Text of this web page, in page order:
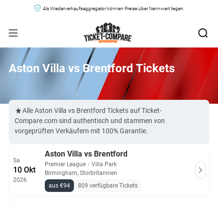
Als Wiederverkaufsaggregator können Preise über Nennwert liegen.
Aston Villa vs Brentford Tickets
Alle Aston Villa vs Brentford Tickets auf Ticket-
Compare.com sind authentisch und stammen von
vorgeprüften Verkäufern mit 100% Garantie.
Sa
10 Okt
2026
Aston Villa vs Brentford
Premier League ・ Villa Park
Birmingham, Storbritannien
aus €94
809 verfügbare Tickets